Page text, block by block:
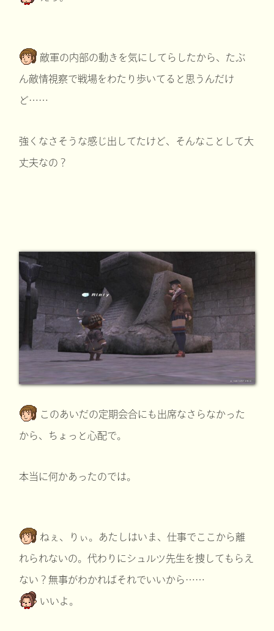
敵軍の内部の動きを気にしてらしたから、たぶ
ん敵情視察で戦場をわたり歩いてると思うんだけ
ど……
強くなさそうな感じ出してたけど、そんなことして大
丈夫なの？
このあいだの定期会合にも出席なさらなかった
から、ちょっと心配で。
本当に何かあったのでは。
ねぇ、りぃ。あたしはいま、仕事でここから離
れられないの。代わりにシュルツ先生を捜してもらえ
ない？無事がわかればそれでいいから……
いいよ。